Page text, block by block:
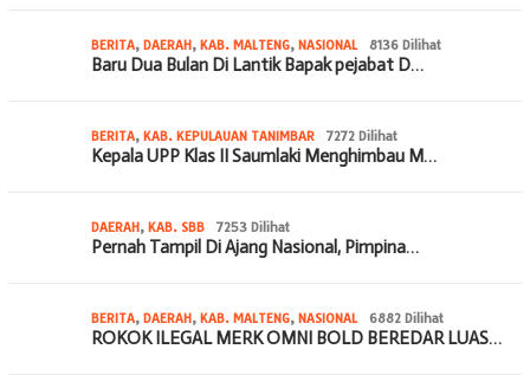
BERITA, DAERAH, KAB. MALTENG, NASIONAL 8136 Dilihat
Baru Dua Bulan Di Lantik Bapak pejabat D…
BERITA, KAB. KEPULAUAN TANIMBAR 7272 Dilihat
Kepala UPP Klas II Saumlaki Menghimbau M…
DAERAH, KAB. SBB 7253 Dilihat
Pernah Tampil Di Ajang Nasional, Pimpina…
BERITA, DAERAH, KAB. MALTENG, NASIONAL 6882 Dilihat
ROKOK ILEGAL MERK OMNI BOLD BEREDAR LUAS…